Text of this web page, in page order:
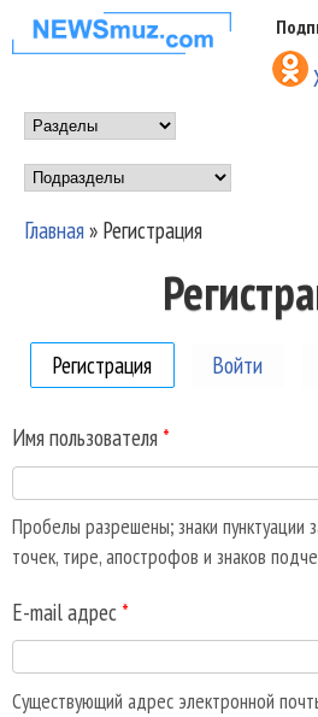
Перейти к
содержанию
НОВОСТИ
МУЗЫКИ И
ШОУ БИЗНЕСА
NEWSMUZ.COM
Main menu
Подразделы
Главная» Регистрация
Регистрация (активная вкладка)
Войти
Имя пользователя *
Пробелы разрешены; знаки пунктуации
точек, тире, апострофов и знаков
E-mail адрес *
Существующий адрес электронной